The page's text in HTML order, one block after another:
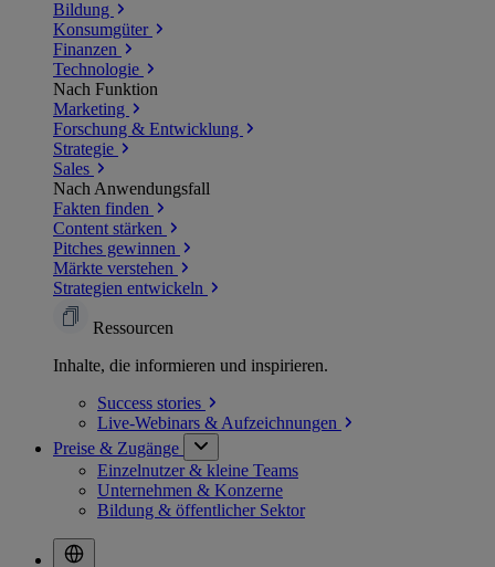
Bildung
Konsumgüter
Finanzen
Technologie
Nach Funktion
Marketing
Forschung & Entwicklung
Strategie
Sales
Nach Anwendungsfall
Fakten finden
Content stärken
Pitches gewinnen
Märkte verstehen
Strategien entwickeln
Ressourcen
Inhalte, die informieren und inspirieren.
Success stories
Live-Webinars & Aufzeichnungen
Preise & Zugänge
Einzelnutzer & kleine Teams
Unternehmen & Konzerne
Bildung & öffentlicher Sektor